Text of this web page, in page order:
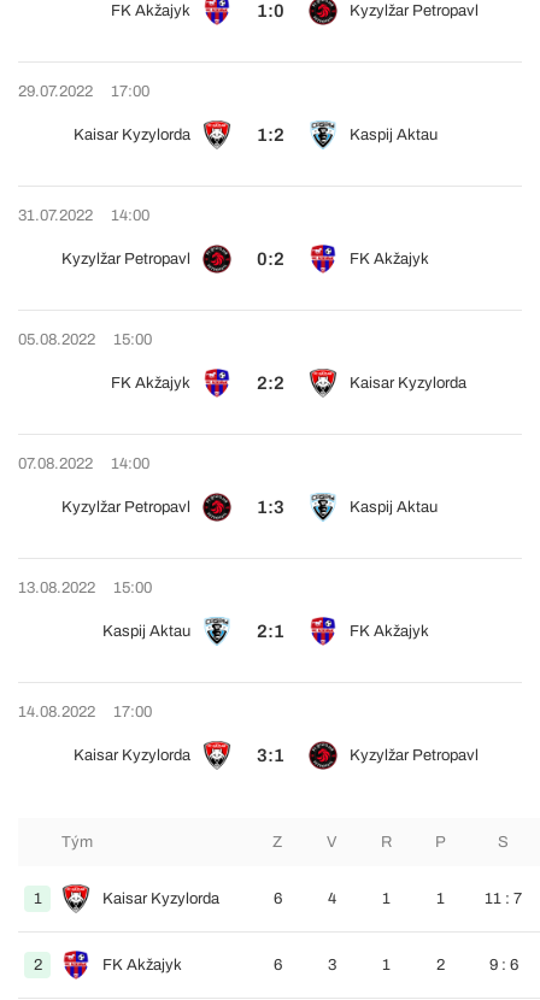
FK Akžajyk 1:0 Kyzylžar Petropavl
29.07.2022 17:00
Kaisar Kyzylorda 1:2 Kaspij Aktau
31.07.2022 14:00
Kyzylžar Petropavl 0:2 FK Akžajyk
05.08.2022 15:00
FK Akžajyk 2:2 Kaisar Kyzylorda
07.08.2022 14:00
Kyzylžar Petropavl 1:3 Kaspij Aktau
13.08.2022 15:00
Kaspij Aktau 2:1 FK Akžajyk
14.08.2022 17:00
Kaisar Kyzylorda 3:1 Kyzylžar Petropavl
Tým Z V R P S
1 Kaisar Kyzylorda 6 4 1 1 11 : 7
2 FK Akžajyk 6 3 1 2 9 : 6